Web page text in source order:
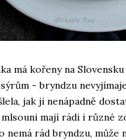
má kořeny na
- bryndzu
jak ji nenápadně
mají rádi i různé
nemá rád bryndzu,